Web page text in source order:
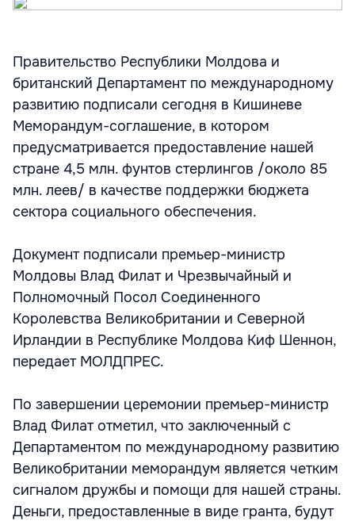
Правительство Республики Молдова и
британский Департамент по международному
развитию подписали сегодня в Кишиневе
Меморандум-соглашение, в котором
предусматривается предоставление нашей
стране 4,5 млн. фунтов стерлингов /около 85
млн. леев/ в качестве поддержки бюджета
сектора социального обеспечения.
Документ подписали премьер-министр
Молдовы Влад Филат и Чрезвычайный и
Полномочный Посол Соединенного
Королевства Великобритании и Северной
Ирландии в Республике Молдова Киф Шеннон,
передает МОЛДПРЕС.
По завершении церемонии премьер-министр
Влад Филат отметил, что заключенный с
Департаментом по международному развитию
Великобритании меморандум является четким
сигналом дружбы и помощи для нашей страны.
Деньги, предоставленные в виде гранта, будут